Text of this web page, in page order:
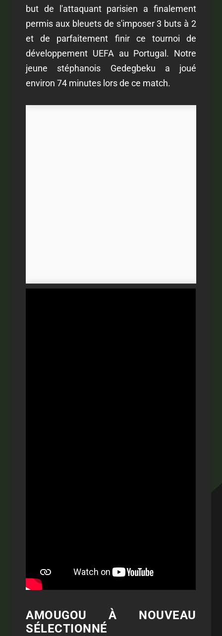
but de l'attaquant parisien a finalement
permis aux bleuets de s'imposer 3 buts à 2
et de parfaitement finir ce tournoi de
développement UEFA au Portugal. Notre
jeune stéphanois Gedegbeku a joué
environ 74 minutes lors de ce match.
AMOUGOU À NOUVEAU
SÉLECTIONNÉ